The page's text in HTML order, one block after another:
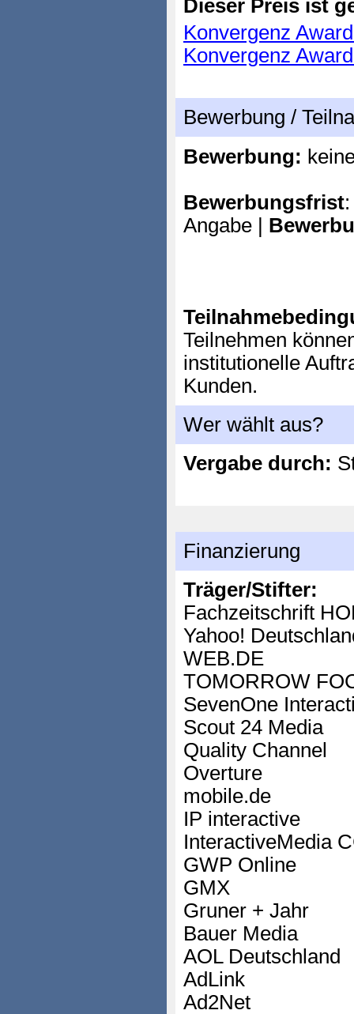
Dieser Preis ist
Konvergenz
Konvergenz
Bewerbung /
Bewerbung:
Bewerbungsfrist
Angabe |
Teilnehmen
institutionelle
Kunden.
Wer wählt aus?
Vergabe durch:
Finanzierung
Träger/Stifter:
Fachzeitschrift
Yahoo!
WEB.DE
TOMORROW
SevenOne
Scout 24 Media
Quality Channel
Overture
mobile.de
IP interactive
InteractiveMedia
GWP Online
GMX
Gruner + Jahr
Bauer Media
AOL Deutschland
AdLink
Ad2Net